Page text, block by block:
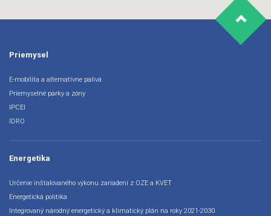
Priemysel
E-mobilita a alternatívne palivá
Priemyselné parky a zóny
IPCEI
IDRO
Energetika
Určenie inštalovaného výkonu zariadení z OZE a KVET
Energetická politika
Integrovaný národný energetický a klimatický plán na roky 2021-2030